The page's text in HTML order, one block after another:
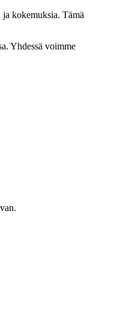
ja kokemuksia. Tämä
Yhdessä voimme